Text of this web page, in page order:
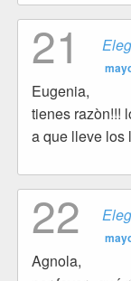
21
Eugenia,
tienes razòn!!!
a que lleve los
22
Agnola,